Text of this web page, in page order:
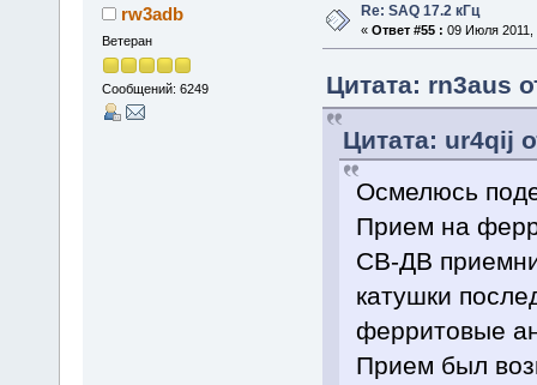
rw3adb
Ветеран
Сообщений: 6249
Re: SAQ 17.2 кГц
« Ответ #55 : 09 Июля 2011,
Цитата: rn3aus
Цитата: ur4qij
Осмелюсь
Прием на
СВ-ДВ
катушки
ферритовые
Прием был